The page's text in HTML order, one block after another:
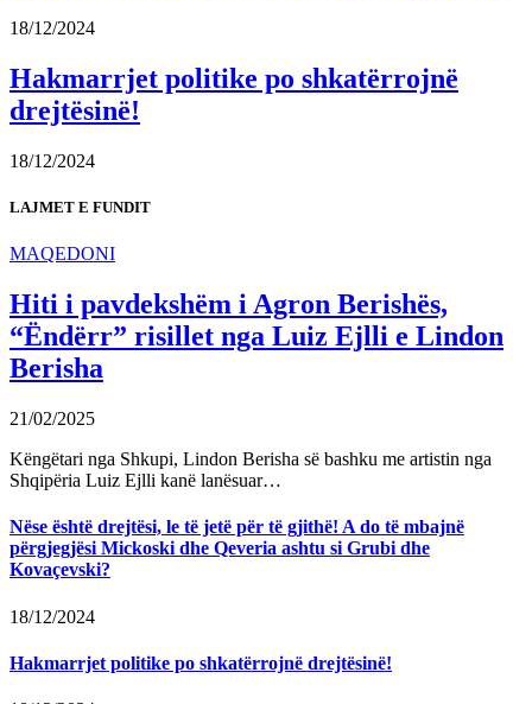
18/12/2024
Hakmarrjet politike po shkatërrojnë
drejtësinë!
18/12/2024
LAJMET E FUNDIT
MAQEDONI
Hiti i pavdekshëm i Agron Berishës,
“Ëndërr” risillet nga Luiz Ejlli e Lindon
Berisha
21/02/2025
Këngëtari nga Shkupi, Lindon Berisha së bashku me artistin nga
Shqipëria Luiz Ejlli kanë lanësuar…
Nëse është drejtësi, le të jetë për të gjithë! A do të mbajnë
përgjegjësi Mickoski dhe Qeveria ashtu si Grubi dhe
Kovaçevski?
18/12/2024
Hakmarrjet politike po shkatërrojnë drejtësinë!